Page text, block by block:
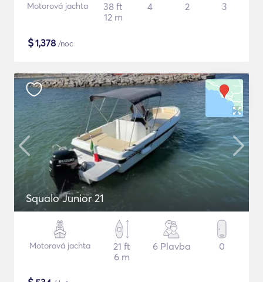
Motorová jachta
38 ft
12 m
4 2 3
$1,378 /noc
Squalo Junior 21
Motorová jachta
21 ft
6 m
6 Plavba 0